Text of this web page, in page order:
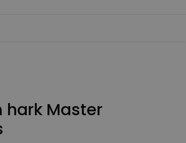
hark Master